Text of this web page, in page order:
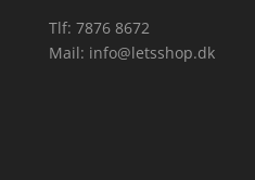
Tlf: 7876 8672
Mail: info@letsshop.dk